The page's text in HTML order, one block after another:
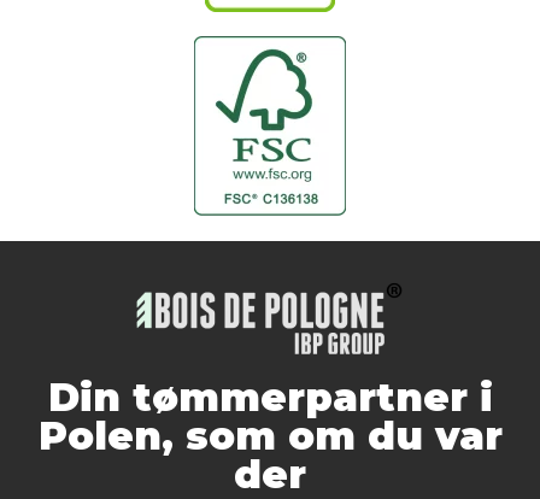
Din tømmerpartner i
Polen, som om du var
der